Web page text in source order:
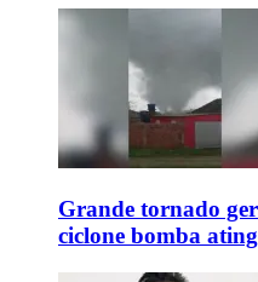
Grande tornado
ciclone bomba